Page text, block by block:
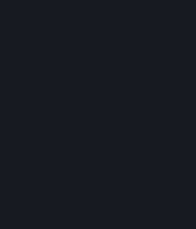
peněz, avšak i když je nesplníte,
peněz a my Vaši žádost
některých zemí mohou mít navíc
Peníze Vám budou v plné výši
schválení, a to buďto do Vaší
prostřednictvím stejného způsobu
nákupu produktu. Pokud nebude
důvodu schopna vrátit peníze
platby, budou peníze v plné výši
služby Steam. (Některé způsoby
totiž nemusí podporovat vracení
Kompletní